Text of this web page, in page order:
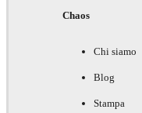
Chaos
Chi siamo
Blog
Stampa